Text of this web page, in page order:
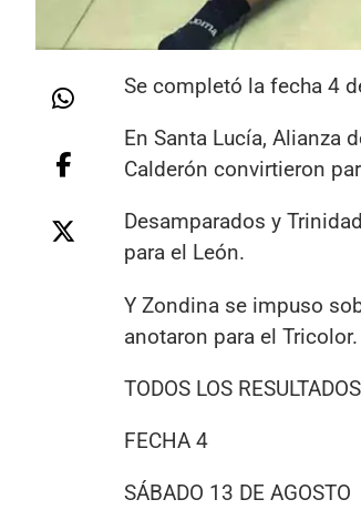
Se completó la fecha 4
En Santa Lucía, Alianza
Calderón convirtieron
Desamparados y
para el León.
Y Zondina se impuso
anotaron para el
TODOS LOS RESULTADOS
FECHA 4
SÁBADO 13 DE AGOSTO